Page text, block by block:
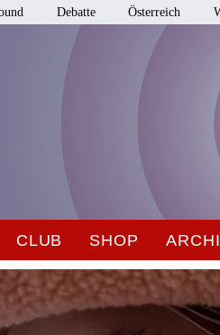
Debatte Österreich
CLUB SHOP